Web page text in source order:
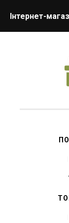
Інтернет-